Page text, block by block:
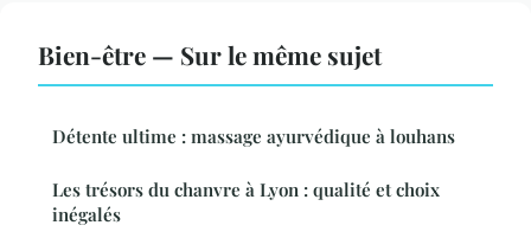
Bien-être — Sur le même sujet
Détente ultime : massage ayurvédique à louhans
Les trésors du chanvre à Lyon : qualité et choix
inégalés